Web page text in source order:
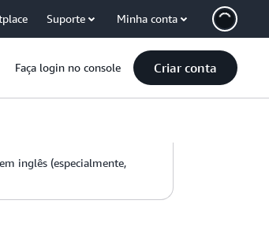
Suporte Minha conta
Faça login no console Criar conta
inglês (especialmente,